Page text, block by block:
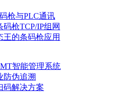
枪与PLC通讯
码枪TCP/IP组网
王的条码枪应用
智能管理系统
防伪追溯
码解决方案